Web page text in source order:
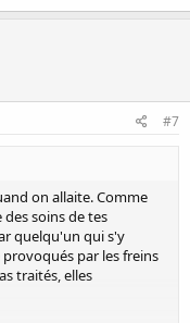
#7
on allaite. Comme
soins de tes
quelqu'un qui s'y
par les freins
traités, elles